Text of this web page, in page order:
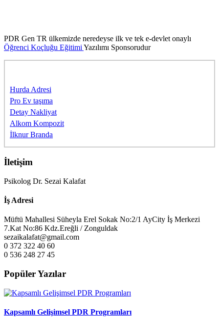
PDR Gen TR ülkemizde neredeyse ilk ve tek e-devlet onaylı
Öğrenci Koçluğu Eğitimi Yazılımı Sponsorudur
Hurda Adresi
Pro Ev taşıma
Detay Nakliyat
Alkom Kompozit
İlknur Branda
İletişim
Psikolog Dr. Sezai Kalafat
İş Adresi
Müftü Mahallesi Süheyla Erel Sokak No:2/1 AyCity İş Merkezi
7.Kat No:86 Kdz.Ereğli / Zonguldak
sezaikalafat@gmail.com
0 372 322 40 60
0 536 248 27 45
Popüler Yazılar
Kapsamlı Gelişimsel PDR Programları